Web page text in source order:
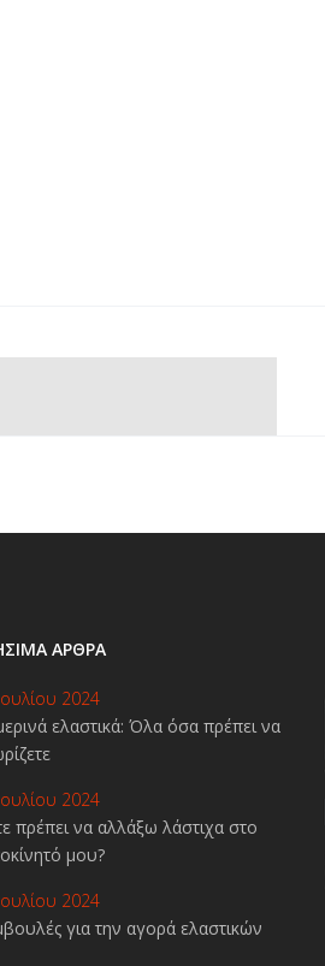
ΆΡΘΡΑ
2024
ελαστικά: Όλα όσα πρέπει να
2024
πρέπει να αλλάξω λάστιχα στο
μου?
2024
για την αγορά ελαστικών